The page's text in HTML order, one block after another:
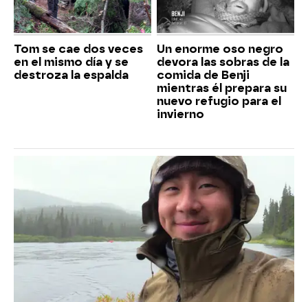
Tom se cae dos veces
en el mismo día y se
destroza la espalda
Un enorme oso negro
devora las sobras de la
comida de Benji
mientras él prepara su
nuevo refugio para el
invierno